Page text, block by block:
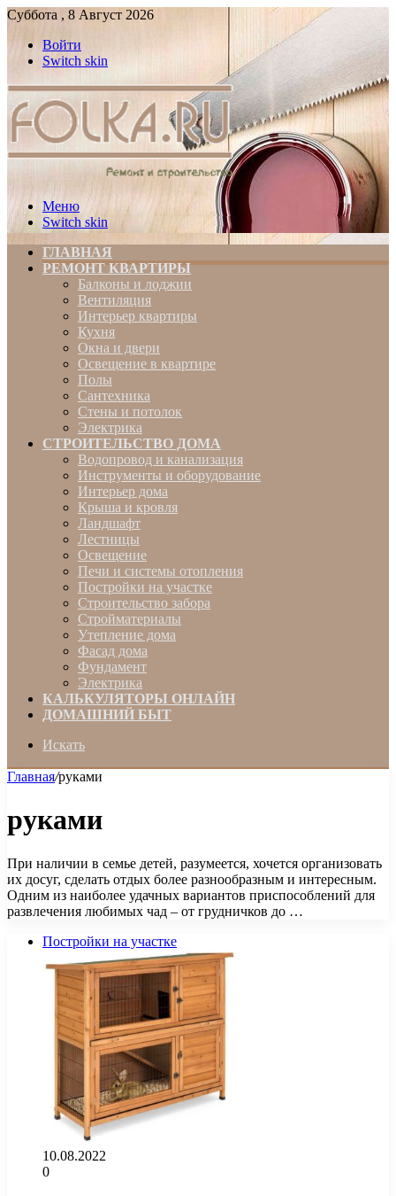
Суббота , 8 Август 2026
Войти
Switch skin
Меню
Switch skin
ГЛАВНАЯ
РЕМОНТ КВАРТИРЫ
Балконы и лоджии
Вентиляция
Интерьер квартиры
Кухня
Окна и двери
Освещение в квартире
Полы
Сантехника
Стены и потолок
Электрика
СТРОИТЕЛЬСТВО ДОМА
Водопровод и канализация
Инструменты и оборудование
Интерьер дома
Крыша и кровля
Ландшафт
Лестницы
Освещение
Печи и системы отопления
Постройки на участке
Строительство забора
Стройматериалы
Утепление дома
Фасад дома
Фундамент
Электрика
КАЛЬКУЛЯТОРЫ ОНЛАЙН
ДОМАШНИЙ БЫТ
Искать
Главная/руками
руками
При наличии в семье детей, разумеется, хочется организовать
их досуг, сделать отдых более разнообразным и интересным.
Одним из наиболее удачных вариантов приспособлений для
развлечения любимых чад – от грудничков до …
Постройки на участке
10.08.2022
0